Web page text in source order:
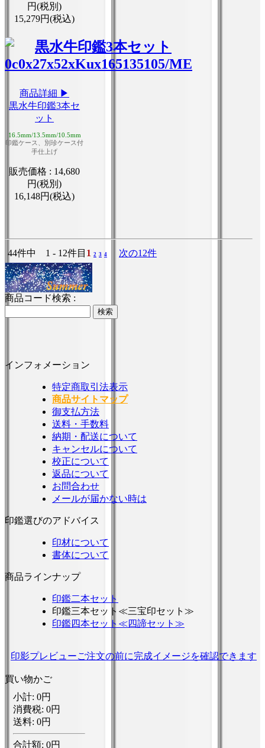
円(税別)
15,279円(税込)
商品詳細 ▶
黒水牛印鑑3本セ
ット
16.5mm/13.5mm/10.5mm
印鑑ケース、別珍ケース付
手仕上げ
販売価格 : 14,680
円(税別)
16,148円(税込)
44件中 1 - 12件目 1 2 3 4 次の12件
商品コード検索 :
インフォメーション
特定商取引法表示
商品サイトマップ
御支払方法
送料・手数料
納期・配送について
キャンセルについて
校正について
返品について
お問合わせ
メールが届かない時は
印鑑選びのアドバイス
印材について
書体について
商品ラインナップ
印鑑二本セット
印鑑三本セット≪三宝印セット≫
印鑑四本セット≪四諦セット≫
印影プレビューご注文の前に完成イメージを確認できます
買い物かご